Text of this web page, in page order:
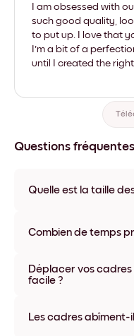
I am obsessed with
such good quality,
to put up. I love that
I'm a bit of a
until I created the
Questions fréquentes
Quelle est la taille
matériaux et coloris
Combien de temps
généralement une
certains pays. Un
Déplacer vos
facile ?
l'infini, sans abîmer vos
Les cadres abîment-